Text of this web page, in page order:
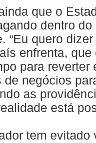
que o
dentro
“Eu quero
enfrenta, que
para reverter
de negócios
as
está
tem evitado